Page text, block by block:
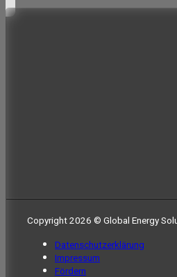
Copyright 2026 © Global Energy
Datenschutzerklärung
Impressum
Fördern